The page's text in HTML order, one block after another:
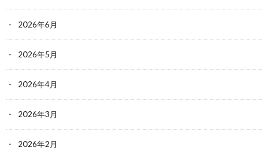
2026年6月
2026年5月
2026年4月
2026年3月
2026年2月